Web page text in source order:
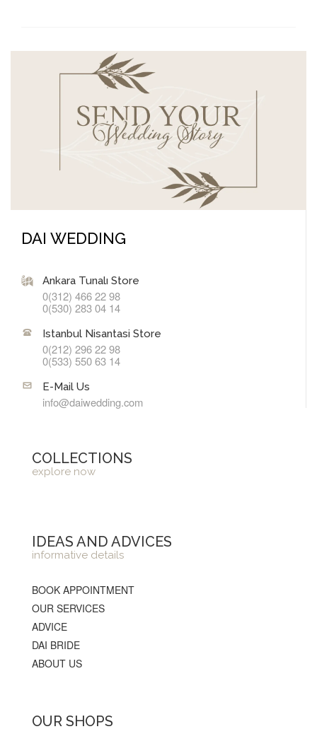
DAI WEDDING
Ankara Tunalı Store
0(312) 466 22 98
0(530) 283 04 14
Istanbul Nisantasi Store
0(212) 296 22 98
0(533) 550 63 14
E-Mail Us
info@daiwedding.com
COLLECTIONS
explore now
IDEAS AND ADVICES
informative details
BOOK APPOINTMENT
OUR SERVICES
ADVICE
DAI BRIDE
ABOUT US
OUR SHOPS